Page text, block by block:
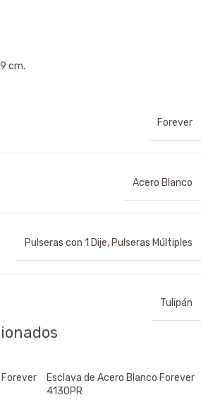
cm.
Forever
Acero Blanco
Pulseras con 1 Dije, Pulseras Múltiples
Tulipán
Forever
Esclava de Acero Blanco Forever
4130PR